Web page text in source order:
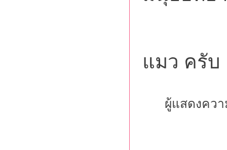
แมว ครั
ผู้แสดงคว